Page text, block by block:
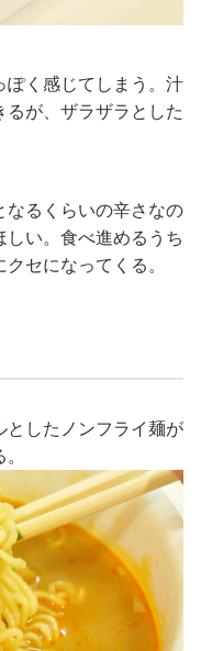
ぽく感じてしまう。汁
が、ザラザラとした
なるくらいの辛さなの
い。食べ進めるうち
セになってくる。
としたノンフライ麺が